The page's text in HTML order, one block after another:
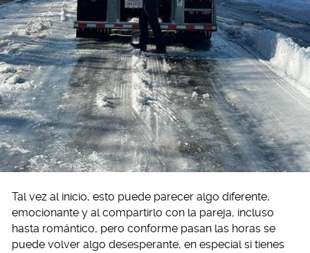
Tal vez al inicio, esto puede parecer algo diferente,
emocionante y al compartirlo con la pareja, incluso
hasta romántico, pero conforme pasan las horas se
puede volver algo desesperante, en especial si tienes